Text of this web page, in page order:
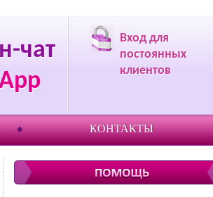
чат
Вход для
постоянных
клиентов
КОНТАКТЫ